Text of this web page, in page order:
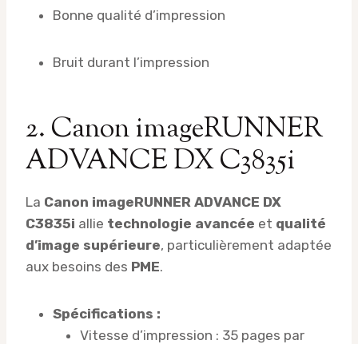
Bonne qualité d’impression
Bruit durant l’impression
2. Canon imageRUNNER
ADVANCE DX C3835i
La Canon imageRUNNER ADVANCE DX
C3835i allie technologie avancée et qualité
d’image supérieure, particulièrement adaptée
aux besoins des PME.
Spécifications :
Vitesse d’impression : 35 pages par